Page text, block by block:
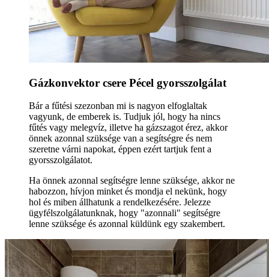
Gázkonvektor csere Pécel gyorsszolgálat
Bár a fűtési szezonban mi is nagyon elfoglaltak
vagyunk, de emberek is. Tudjuk jól, hogy ha nincs
fűtés vagy melegvíz, illetve ha gázszagot érez, akkor
önnek azonnal szüksége van a segítségre és nem
szeretne várni napokat, éppen ezért tartjuk fent a
gyorsszolgálatot.
Ha önnek azonnal segítségre lenne szüksége, akkor ne
habozzon, hívjon minket és mondja el nekünk, hogy
hol és miben állhatunk a rendelkezésére. Jelezze
ügyfélszolgálatunknak, hogy "azonnali" segítségre
lenne szüksége és azonnal küldünk egy szakembert.